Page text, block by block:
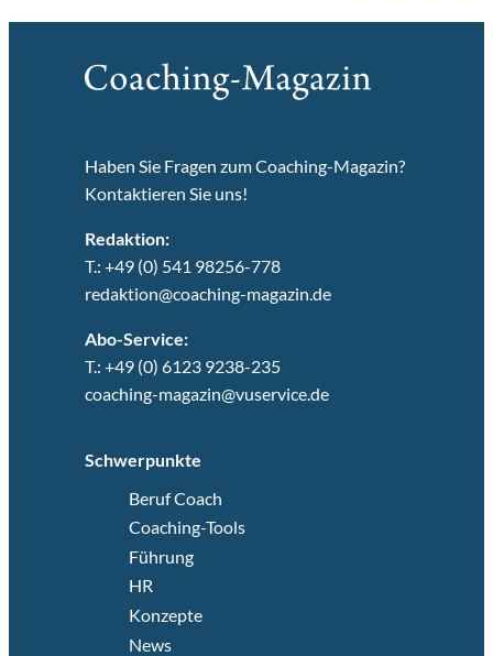
Haben Sie Fragen zum Coaching-Magazin?
Kontaktieren Sie uns!
Redaktion:
T.: +49 (0) 541 98256-778
redaktion@coaching-magazin.de
Abo-Service:
T.: +49 (0) 6123 9238-235
coaching-magazin@vuservice.de
Schwerpunkte
Beruf Coach
Coaching-Tools
Führung
HR
Konzepte
News